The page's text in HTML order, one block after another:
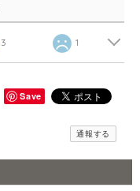
3 1
Save
通報する